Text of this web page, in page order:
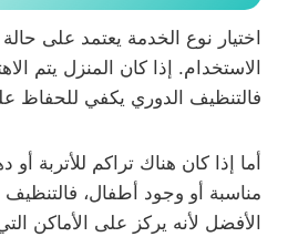
اختيار نوع الخدمة يعتمد على
الاستخدام. إذا كان المنزل يتم
فالتنظيف الدوري يكفي للحفاظ
أما إذا كان هناك تراكم للأتربة
مناسبة أو وجود أطفال، فالتنظيف
الأفضل لأنه يركز على الأماكن